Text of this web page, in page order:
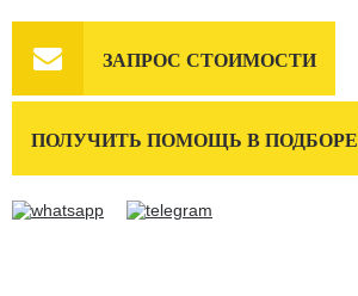
 ЗАПРОС СТОИМОСТИ
ПОЛУЧИТЬ ПОМОЩЬ В ПОДБОРЕ